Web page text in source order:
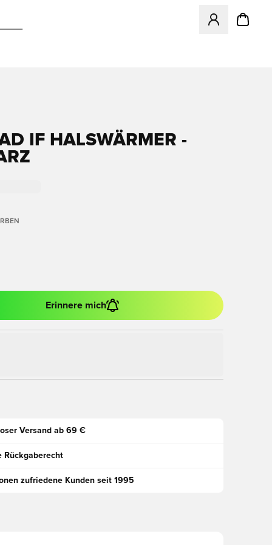
Öffnet ein
IF HALSWÄRMER -
Erinnere mich
Versand ab 69 €
Rückgaberecht
zufriedene Kunden seit 1995